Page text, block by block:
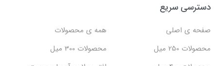
دسترسی سریع
صفحه ی اصلی
همه ی محصولات
محصولات 250 میل
محصولات 300 میل